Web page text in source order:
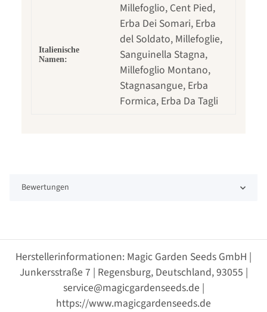
Italienische
Namen:
Millefoglio, Cent Pied,
Erba Dei Somari, Erba
del Soldato, Millefoglie,
Sanguinella Stagna,
Millefoglio Montano,
Stagnasangue, Erba
Formica, Erba Da Tagli
Bewertungen
Herstellerinformationen: Magic Garden Seeds GmbH |
Junkersstraße 7 | Regensburg, Deutschland, 93055 |
service@magicgardenseeds.de |
https://www.magicgardenseeds.de